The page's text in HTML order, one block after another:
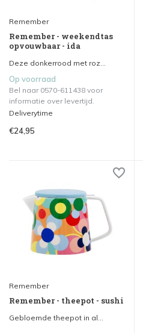
Remember
Remember - weekendtas
opvouwbaar - ida
Deze donkerrood met roz...
Op voorraad
Bel naar 0570-611438 voor
informatie over levertijd.
Deliverytime
€24,95
Remember
Remember - theepot - sushi
Gebloemde theepot in al...